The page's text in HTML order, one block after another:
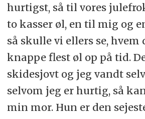
hurtigst, så til vores
to kasser øl, en til mig og
så skulle vi ellers se, hvem
knappe flest øl op på tid.
skidesjovt og jeg vandt
selvom jeg er hurtig, så
min mor. Hun er den